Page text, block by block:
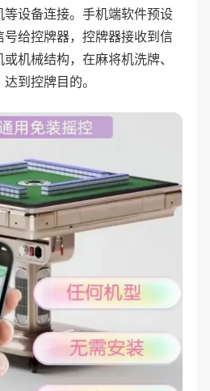
设备连接。手机端软件预设
给控牌器，控牌器接收到信
机械结构，在麻将机洗牌、
到控牌目的。